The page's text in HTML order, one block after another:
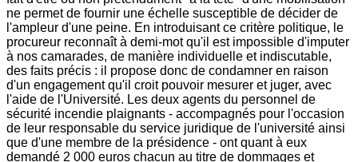
ne permet de fournir une échelle susceptible de décider de
l'ampleur d'une peine. En introduisant ce critère politique, le
procureur reconnaît à demi-mot qu'il est impossible d'imputer
à nos camarades, de manière individuelle et indiscutable,
des faits précis : il propose donc de condamner en raison
d'un engagement qu'il croit pouvoir mesurer et juger, avec
l'aide de l'Université. Les deux agents du personnel de
sécurité incendie plaignants - accompagnés pour l'occasion
de leur responsable du service juridique de l'université ainsi
que d'une membre de la présidence - ont quant à eux
demandé 2 000 euros chacun au titre de dommages et